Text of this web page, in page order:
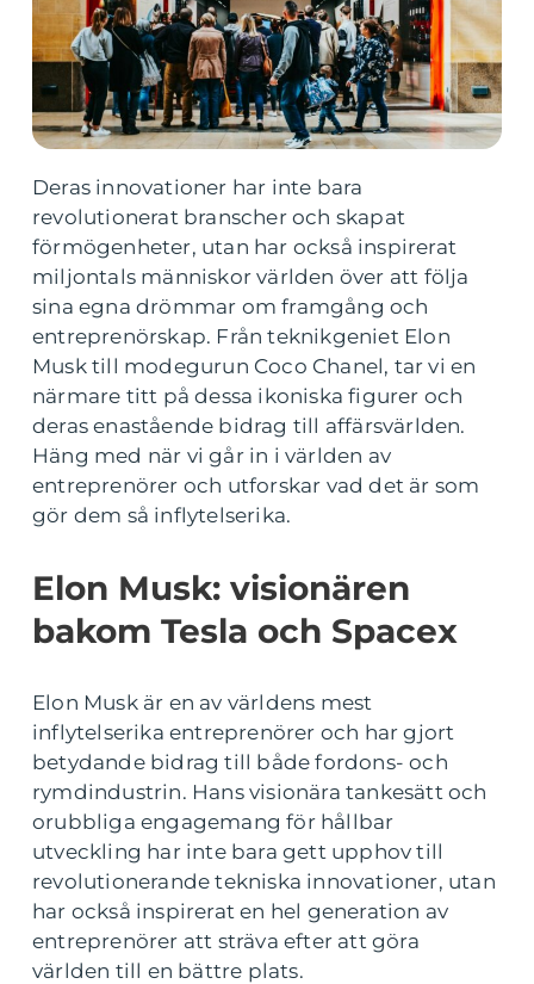
Deras innovationer har inte bara
revolutionerat branscher och skapat
förmögenheter, utan har också inspirerat
miljontals människor världen över att följa
sina egna drömmar om framgång och
entreprenörskap. Från teknikgeniet Elon
Musk till modegurun Coco Chanel, tar vi en
närmare titt på dessa ikoniska figurer och
deras enastående bidrag till affärsvärlden.
Häng med när vi går in i världen av
entreprenörer och utforskar vad det är som
gör dem så inflytelserika.
Elon Musk: visionären
bakom Tesla och Spacex
Elon Musk är en av världens mest
inflytelserika entreprenörer och har gjort
betydande bidrag till både fordons- och
rymdindustrin. Hans visionära tankesätt och
orubbliga engagemang för hållbar
utveckling har inte bara gett upphov till
revolutionerande tekniska innovationer, utan
har också inspirerat en hel generation av
entreprenörer att sträva efter att göra
världen till en bättre plats.